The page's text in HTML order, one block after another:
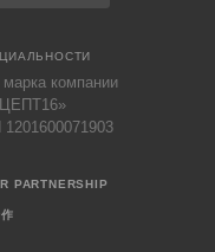
компании
PARTNERSHIP